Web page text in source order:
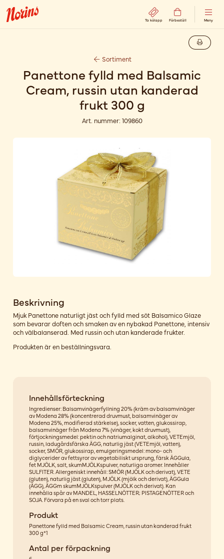
Ta kölapp Förbeställ Meny
Sortiment
Panettone fylld med Balsamic
Cream, russin utan kanderad
frukt 300 g
Art. nummer: 109860
Beskrivning
Mjuk Panettone naturligt jäst och fylld med söt Balsamico Glaze
som bevarar doften och smaken av en nybakad Panettone, intensiv
och välbalanserad. Med russin och utan kanderade frukter.
Produkten är en beställningsvara.
Innehållsförteckning
Ingredienser: Balsamvinägerfyllning 20% (kräm av balsamvinäger
av Modena 28% (koncentrerad druvmust, balsamvinäger av
Modena 25%, modifierad stärkelse), socker, vatten, glukossirap,
balsamvinäger från Modena 7% (vinäger, kokt druvmust),
förtjockningsmedel: pektin och natriumalginat, alkohol), VETEmjöl,
russin, ladugårdsfärska ÄGG, naturlig jäst (VETEmjöl, vatten),
socker, SMÖR, glukossirap, emulgeringsmedel: mono- och
diglycerider av fettsyror av vegetabiliskt ursprung, färsk ÄGGula,
fet MJÖLK, salt, skumMJÖLKspulver, naturliga aromer. Innehåller
SULFITER. Allergeniskt innehåll: SMÖR (MJÖLK och derivat), VETE
(gluten), naturlig jäst (gluten), MJÖLK (mjölk och derivat), ÄGGula
(ÄGG), ÄGGm skumMJÖLKspulver (MJÖLK och derivat). Kan
innehålla spår av MANDEL, HASSELNÖTTER; PISTAGENÖTTER och
SOJA. Förvara på en sval och torr plats.
Produkt
Panettone fylld med Balsamic Cream, russin utan kanderad frukt
300 g*1
Antal per förpackning